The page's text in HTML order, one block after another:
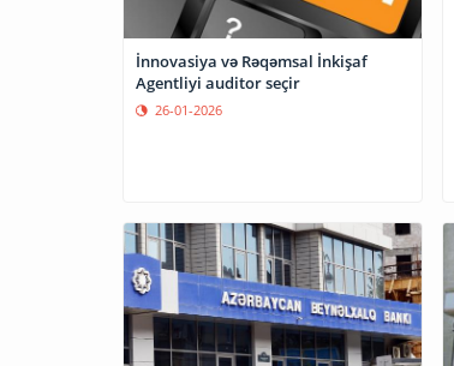
İnnovasiya və Rəqəmsal İnkişaf
Agentliyi auditor seçir
26-01-2026